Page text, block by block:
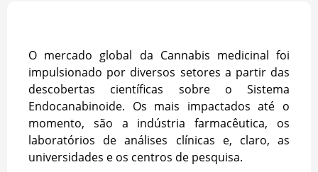
O mercado global da Cannabis medicinal foi
impulsionado por diversos setores a partir das
descobertas científicas sobre o Sistema
Endocanabinoide. Os mais impactados até o
momento, são a indústria farmacêutica, os
laboratórios de análises clínicas e, claro, as
universidades e os centros de pesquisa.